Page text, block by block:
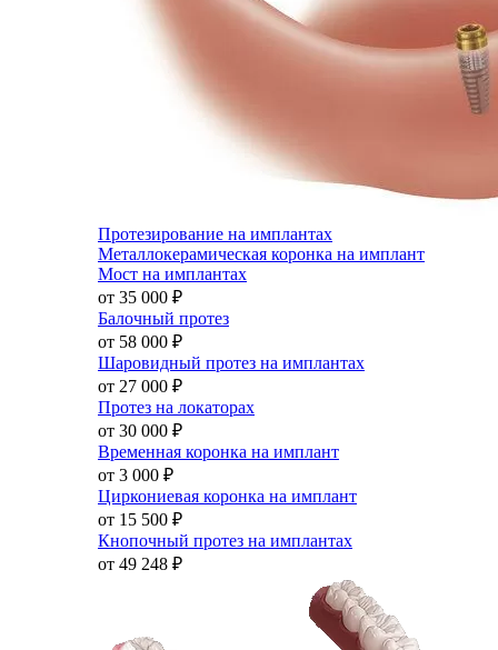
Протезирование на имплантах
Металлокерамическая коронка на имплант
Мост на имплантах
от 35 000 ₽
Балочный протез
от 58 000 ₽
Шаровидный протез на имплантах
от 27 000 ₽
Протез на локаторах
от 30 000 ₽
Временная коронка на имплант
от 3 000 ₽
Циркониевая коронка на имплант
от 15 500 ₽
Кнопочный протез на имплантах
от 49 248 ₽